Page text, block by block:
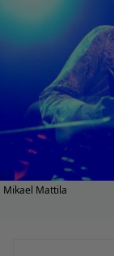
Mikael Mattila